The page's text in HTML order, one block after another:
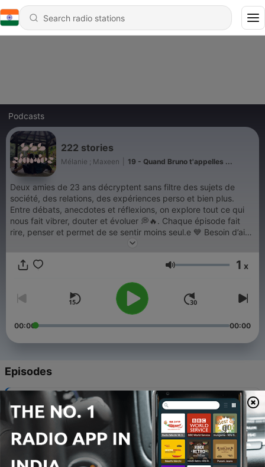
Podcasts
222 stories
Mélanie ; Maxeen 19 - Quand Bruno t'appelles ...
Deux amies de 23 ans décryptent sans filtre des sujets de
société, des relations, des expériences perso et bien plus.
Entre débats, anecdotes et réflexions, on explore tout ce qui
nous fait vibrer, douter et évoluer 💭🔥. Chaque épisode fait
rire, penser et permet de se sentir moins seul.e 💙 Besoin d’aide
? Des professionnels sont là pour toi : 3114 – Prévention du
(anonyme et gratuit), SOS Amitié : 09 72 39 40 50 (écoute
Volume 1 x
00:00 00:00
Episodes
Quand Bruno t'appelles ...
21 May 2025
18 - Quand l’expat tourne mal : Alerte à Mexico 🌒🇲🇽